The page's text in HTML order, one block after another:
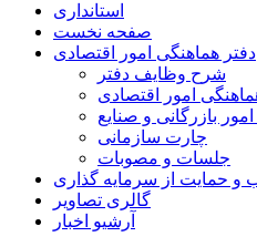
استانداری
صفحه نخست
دفتر هماهنگی امور اقتصادی
شرح وظایف دفتر
امور اقتصادی
بازرگانی و صنایع
چارت سازمانی
جلسات و مصوبات
و حمایت از سرمایه گذاری
گالری تصاویر
آرشیو اخبار